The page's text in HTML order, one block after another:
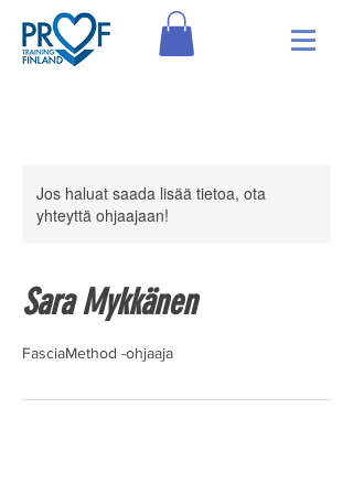
Jos haluat saada lisää tietoa, ota
yhteyttä ohjaajaan!
Sara Mykkänen
FasciaMethod -ohjaaja